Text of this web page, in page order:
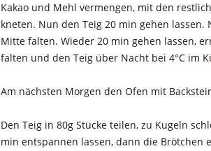
Kakao und Mehl vermengen, mit den
kneten. Nun den Teig 20 min gehen
Mitte falten. Wieder 20 min gehen lassen,
falten und den Teig über Nacht bei 4°C im
Am nächsten Morgen den Ofen mit
Den Teig in 80g Stücke teilen, zu Kugeln
min entspannen lassen, dann die